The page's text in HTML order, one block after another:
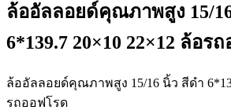
ล้ออัลลอยด์คุณภาพสูง 15/
6*139.7 20×10 22×12 ล้อร
ล้ออัลลอยด์คุณภาพสูง 15/16 นิ้ว สีดำ
รถออฟโรด